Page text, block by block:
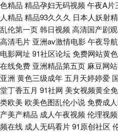
青娱视频91 亚洲黄网2025 另类av专
内射 91色狼 大香蕉在钱观看 久久国
情都市站长工具 俺去啦俺去操 人人妻
性第一页 午夜三级激情 91熟女热 大
天干视
色精品 精品孕妇无码视频 午夜A片
人精品 精品93久久久 日本人妖射精
乱伦第一页韩日视频 高清国产剧
高清毛片 亚洲av激情电影午夜导
电影网址 91社区论坛免费网站黄
在线免费 亚洲精品第五页 麻豆网
亚洲 黄色三级成年 五月天婷婷爱
堂丁香五月 91社网 美女视频黄全
类欧美 欧美色图乱伦小说免费成
产美产精品 成人午夜视频 伦理视
频在线 成人无码看片91原创社区